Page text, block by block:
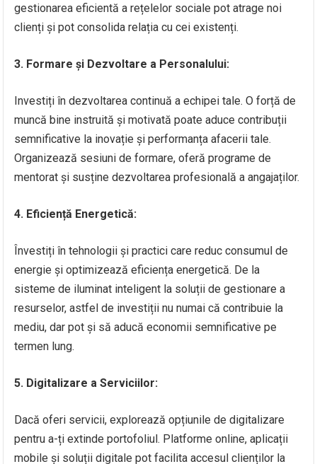
gestionarea eficientă a rețelelor sociale pot atrage noi
clienți și pot consolida relația cu cei existenți.
3. Formare și Dezvoltare a Personalului:
Investiți în dezvoltarea continuă a echipei tale. O forță de
muncă bine instruită și motivată poate aduce contribuții
semnificative la inovație și performanța afacerii tale.
Organizează sesiuni de formare, oferă programe de
mentorat și susține dezvoltarea profesională a angajaților.
4. Eficiență Energetică:
Învestiți în tehnologii și practici care reduc consumul de
energie și optimizează eficiența energetică. De la
sisteme de iluminat inteligent la soluții de gestionare a
resurselor, astfel de investiții nu numai că contribuie la
mediu, dar pot și să aducă economii semnificative pe
termen lung.
5. Digitalizare a Serviciilor:
Dacă oferi servicii, explorează opțiunile de digitalizare
pentru a-ți extinde portofoliul. Platforme online, aplicații
mobile și soluții digitale pot facilita accesul clienților la